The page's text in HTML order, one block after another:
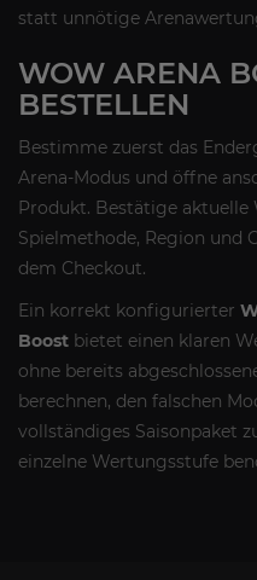
statt unnötige
WOW ARENA
BESTELLEN
Bestimme zuerst das
Arena-Modus und öffne
Produkt. Bestätige aktuelle
Spielmethode, Region und
dem Checkout.
Ein korrekt konfigurierter
Boost bietet einen klaren
ohne bereits
berechnen, den falschen
vollständiges Saisonpaket
einzelne Wertungsstufe